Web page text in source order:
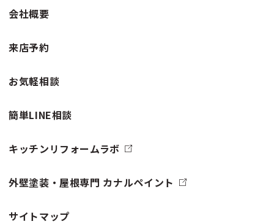
会社概要
来店予約
お気軽相談
簡単LINE相談
キッチンリフォームラボ
外壁塗装・屋根専門 カナルペイント
サイトマップ